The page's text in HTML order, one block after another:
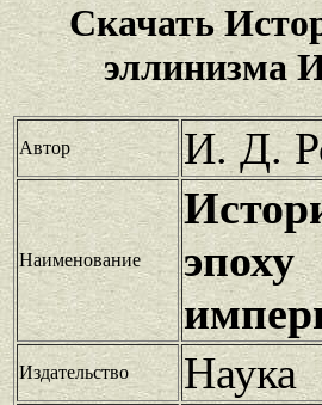
Скачать
эллинизма
Автор И. Д.
Наименование
Издательство Наука